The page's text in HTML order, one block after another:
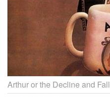
Arthur or the Decline and Fall